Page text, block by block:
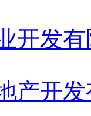
开发
产开